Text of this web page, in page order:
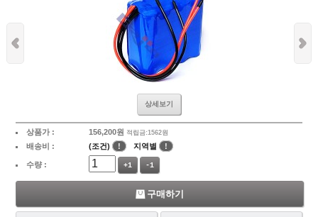
상세보기
상품가 : 156,200원 적립금:1562원
배송비 : (조건) ! 지역별 !
수량 : +1 -1
구매하기